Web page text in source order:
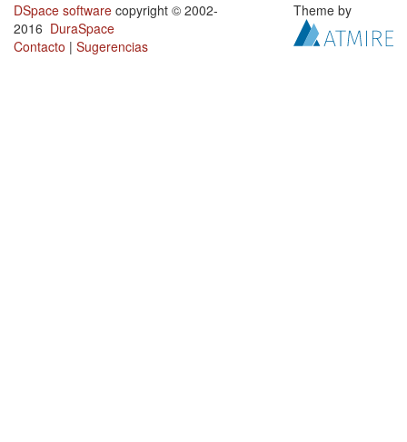
DSpace software copyright © 2002-
2016 DuraSpace
Contacto | Sugerencias
Theme by